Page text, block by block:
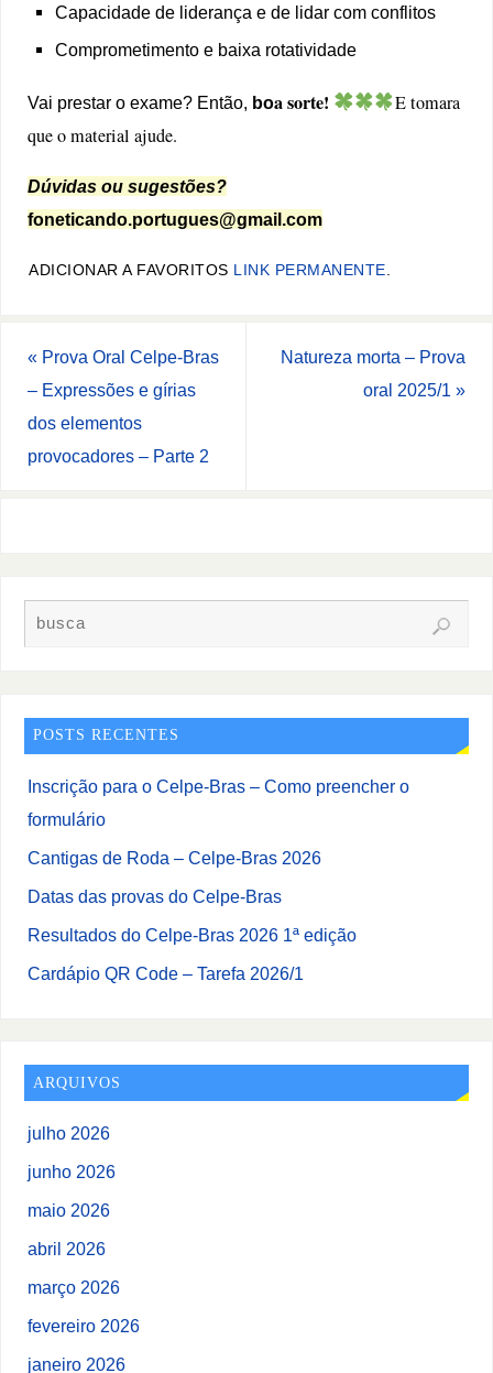
Capacidade de liderança e de lidar com conflitos
Comprometimento e baixa rotatividade
Vai prestar o exame? Então, boa sorte!
E tomara
que o material ajude.
Dúvidas ou sugestões?
foneticando.portugues@gmail.com
ADICIONAR A FAVORITOS LINK PERMANENTE.
« Prova Oral Celpe-Bras
– Expressões e gírias
dos elementos
provocadores – Parte 2
Natureza morta – Prova
oral 2025/1 »
POSTS RECENTES
Inscrição para o Celpe-Bras – Como preencher o
formulário
Cantigas de Roda – Celpe-Bras 2026
Datas das provas do Celpe-Bras
Resultados do Celpe-Bras 2026 1ª edição
Cardápio QR Code – Tarefa 2026/1
ARQUIVOS
julho 2026
junho 2026
maio 2026
abril 2026
março 2026
fevereiro 2026
janeiro 2026